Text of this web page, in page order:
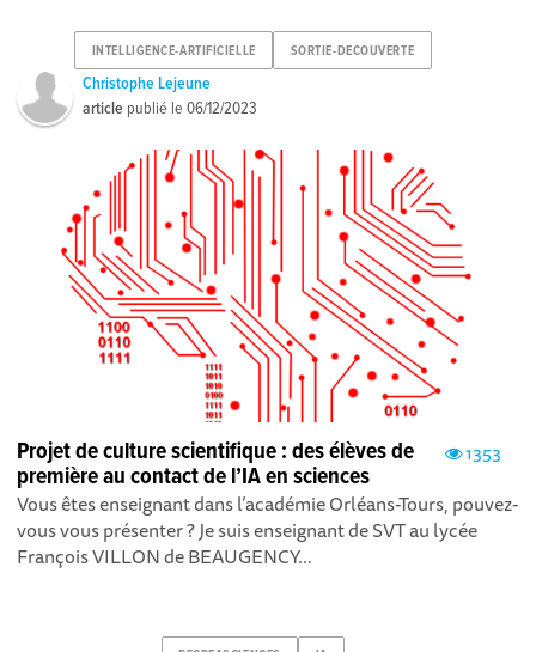
INTELLIGENCE-ARTIFICIELLE SORTIE-DECOUVERTE
Christophe Lejeune
article publié le06/12/2023
1353
Projet de culture scientifique : des élèves de
première au contact de l’IA en sciences
Vous êtes enseignant dans l’académie Orléans-Tours, pouvez-
vous vous présenter ? Je suis enseignant de SVT au lycée
François VILLON de BEAUGENCY...